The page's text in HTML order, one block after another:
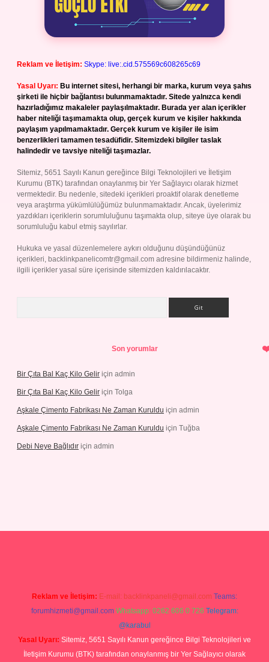
Reklam ve İletişim: Skype: live:.cid.575569c608265c69
Yasal Uyarı: Bu internet sitesi, herhangi bir marka, kurum veya şahıs
şirketi ile hiçbir bağlantısı bulunmamaktadır. Sitede yalnızca kendi
hazırladığımız makaleler paylaşılmaktadır. Burada yer alan içerikler
haber niteliği taşımamakta olup, gerçek kurum ve kişiler hakkında
paylaşım yapılmamaktadır. Gerçek kurum ve kişiler ile isim
benzerlikleri tamamen tesadüfidir. Sitemizdeki bilgiler taslak
halindedir ve tavsiye niteliği taşımazlar.
Sitemiz, 5651 Sayılı Kanun gereğince Bilgi Teknolojileri ve İletişim
Kurumu (BTK) tarafından onaylanmış bir Yer Sağlayıcı olarak hizmet
vermektedir. Bu nedenle, sitedeki içerikleri proaktif olarak denetleme
veya araştırma yükümlülüğümüz bulunmamaktadır. Ancak, üyelerimiz
yazdıkları içeriklerin sorumluluğunu taşımakta olup, siteye üye olarak bu
sorumluluğu kabul etmiş sayılırlar.
Hukuka ve yasal düzenlemelere aykırı olduğunu düşündüğünüz
içerikleri, backlinkpanelicomtr@gmail.com adresine bildirmeniz halinde,
ilgili içerikler yasal süre içerisinde sitemizden kaldırılacaktır.
Son yorumlar
Bir Çıta Bal Kaç Kilo Gelir için admin
Bir Çıta Bal Kaç Kilo Gelir için Tolga
Aşkale Çimento Fabrikası Ne Zaman Kuruldu için admin
Aşkale Çimento Fabrikası Ne Zaman Kuruldu için Tuğba
Debi Neye Bağlıdır için admin
Reklam ve İletişim: E-mail: backlinkpaneli@gmail.com Teams:
forumhizmeti@gmail.com Whatsapp: 0262 606 0 726 Telegram:
@karabul
Yasal Uyarı: Sitemiz, 5651 Sayılı Kanun gereğince Bilgi Teknolojileri ve
İletişim Kurumu (BTK) tarafından onaylanmış bir Yer Sağlayıcı olarak